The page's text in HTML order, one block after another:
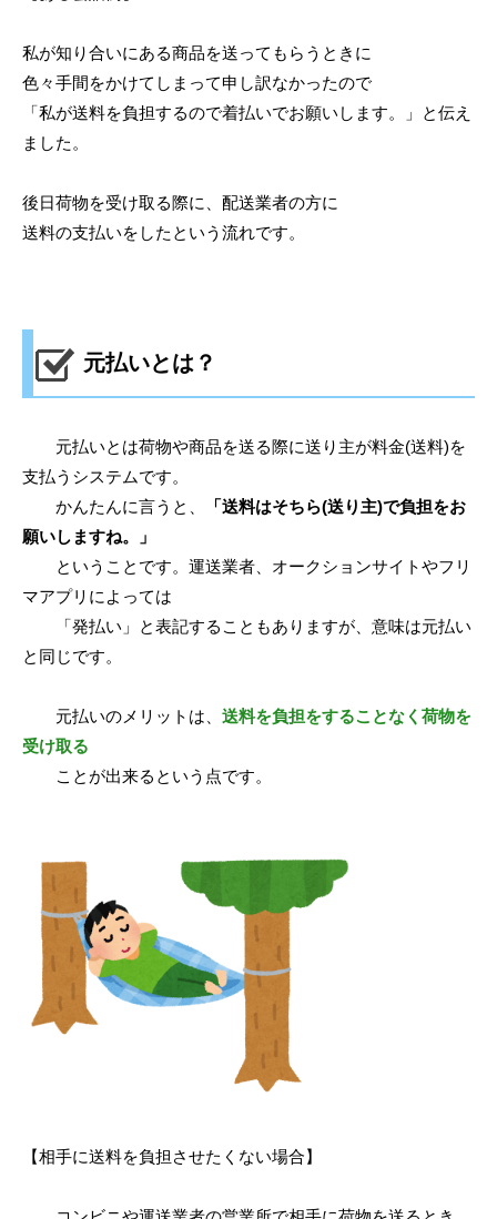
私が知り合いにある商品を送ってもらうときに
色々手間をかけてしまって申し訳なかったので
「私が送料を負担するので着払いでお願いします。」と伝え
ました。
後日荷物を受け取る際に、配送業者の方に
送料の支払いをしたという流れです。
元払いとは？
元払いとは荷物や商品を送る際に送り主が料金(送料)を
支払うシステムです。
かんたんに言うと、
「送料はそちら(送り主)で負担をお
願いしますね。」
ということです。運送業者、オークションサイトやフリ
マアプリによっては
「発払い」と表記することもありますが、意味は元払い
と同じです。
元払いのメリットは、 送料を負担をすることなく荷物を
受け取る
ことが出来るという点です。
【相手に送料を負担させたくない場合】